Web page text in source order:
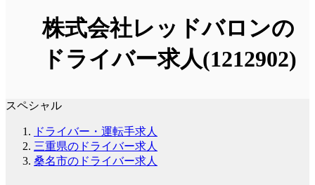
株式会社レッドバロンの
ドライバー求人(1212902)
スペシャル
ドライバー・運転手求人
三重県のドライバー求人
桑名市のドライバー求人